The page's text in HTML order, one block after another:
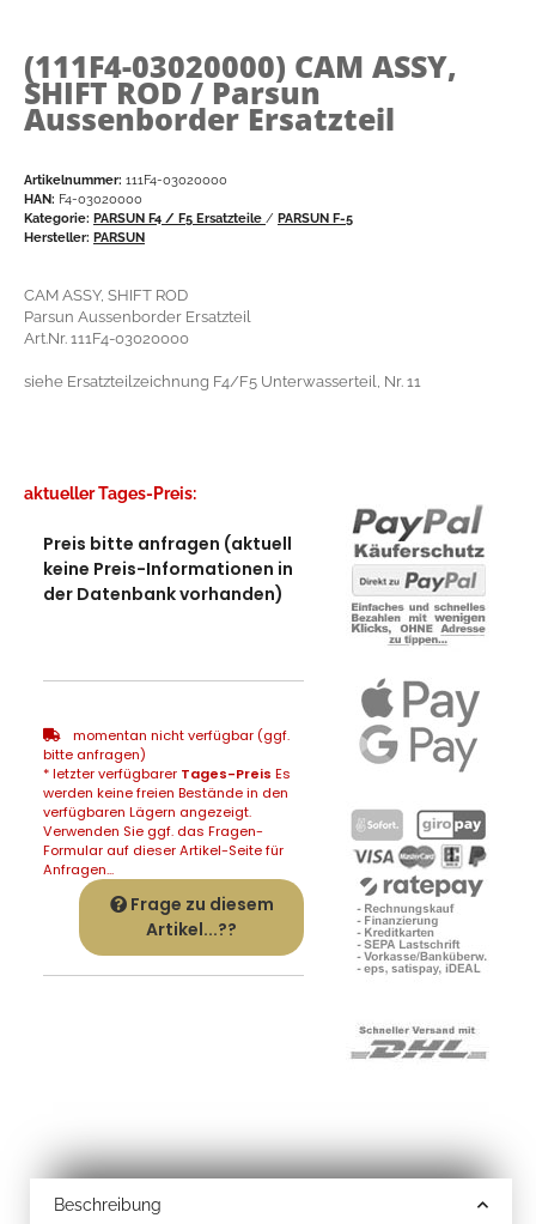
(111F4-03020000) CAM ASSY,
SHIFT ROD / Parsun
Aussenborder Ersatzteil
Artikelnummer: 111F4-03020000
HAN: F4-03020000
Kategorie: PARSUN F4 / F5 Ersatzteile / PARSUN F-5
Hersteller: PARSUN
CAM ASSY, SHIFT ROD
Parsun Aussenborder Ersatzteil
Art.Nr. 111F4-03020000
siehe Ersatzteilzeichnung F4/F5 Unterwasserteil, Nr. 11
aktueller Tages-Preis:
Preis bitte anfragen (aktuell
keine Preis-Informationen in
der Datenbank vorhanden)
momentan nicht verfügbar (ggf.
bitte anfragen)
* letzter verfügbarer Tages-Preis Es
werden keine freien Bestände in den
verfügbaren Lägern angezeigt.
Verwenden Sie ggf. das Fragen-
Formular auf dieser Artikel-Seite für
Anfragen...
Frage zu diesem
Artikel...??
Beschreibung